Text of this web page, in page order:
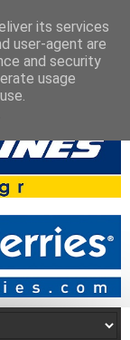
its services
user-agent are
and security
usage